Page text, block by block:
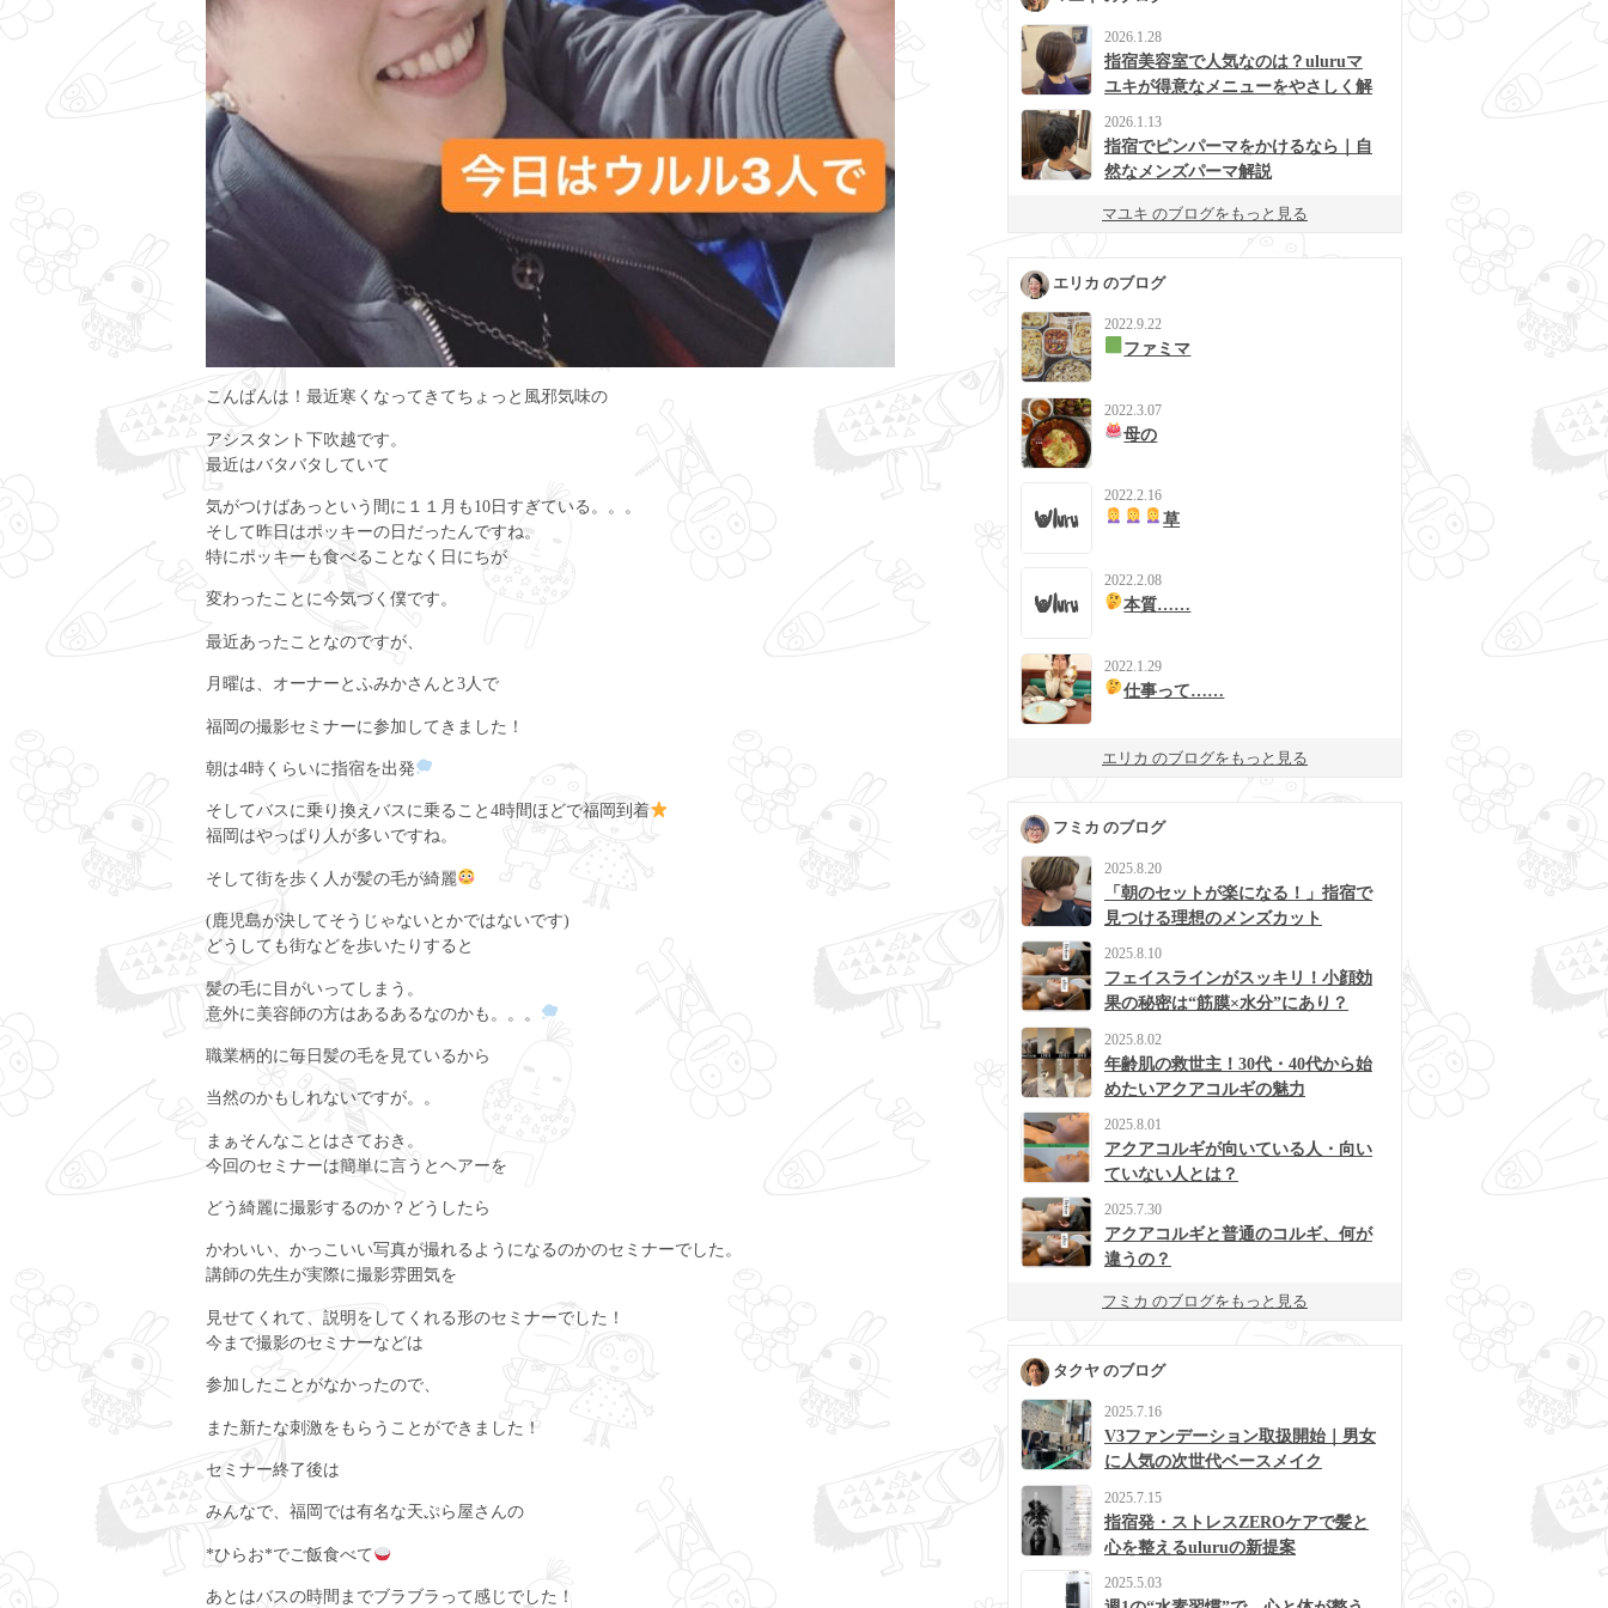
こんばんは！最近寒くなってきてちょっと風邪気味の
アシスタント下吹越です。
最近はバタバタしていて
気がつけばあっという間に１１月も10日すぎている。。。
そして昨日はポッキーの日だったんですね。
特にポッキーも食べることなく日にちが
変わったことに今気づく僕です。
最近あったことなのですが、
月曜は、オーナーとふみかさんと3人で
福岡の撮影セミナーに参加してきました！
朝は4時くらいに指宿を出発
そしてバスに乗り換えバスに乗ること4時間ほどで福岡到着
福岡はやっぱり人が多いですね。
そして街を歩く人が髪の毛が綺麗
(鹿児島が決してそうじゃないとかではないです)
どうしても街などを歩いたりすると
髪の毛に目がいってしまう。
意外に美容師の方はあるあるなのかも。。。
職業柄的に毎日髪の毛を見ているから
当然のかもしれないですが。。
まぁそんなことはさておき。
今回のセミナーは簡単に言うとヘアーを
どう綺麗に撮影するのか？どうしたら
かわいい、かっこいい写真が撮れるようになるのかのセミナーでした。
講師の先生が実際に撮影雰囲気を
見せてくれて、説明をしてくれる形のセミナーでした！
今まで撮影のセミナーなどは
参加したことがなかったので、
また新たな刺激をもらうことができました！
セミナー終了後は
みんなで、福岡では有名な天ぷら屋さんの
*ひらお*でご飯食べて
あとはバスの時間までブラブラって感じでした！
2026.1.28
指宿美容室で人気なのは？uluruマ
ユキが得意なメニューをやさしく解
2026.1.13
指宿でピンパーマをかけるなら｜自
然なメンズパーマ解説
マユキ のブログをもっと見る
エリカ のブログ
2022.9.22
ファミマ
2022.3.07
母の
2022.2.16
草
2022.2.08
本質……
2022.1.29
仕事って……
エリカ のブログをもっと見る
フミカ のブログ
2025.8.20
「朝のセットが楽になる！」指宿で
見つける理想のメンズカット
2025.8.10
フェイスラインがスッキリ！小顔効
果の秘密は“筋膜×水分”にあり？
2025.8.02
年齢肌の救世主！30代・40代から始
めたいアクアコルギの魅力
2025.8.01
アクアコルギが向いている人・向い
ていない人とは？
2025.7.30
アクアコルギと普通のコルギ、何が
違うの？
フミカ のブログをもっと見る
タクヤ のブログ
2025.7.16
V3ファンデーション取扱開始｜男女
に人気の次世代ベースメイク
2025.7.15
指宿発・ストレスZEROケアで髪と
心を整えるuluruの新提案
2025.5.03